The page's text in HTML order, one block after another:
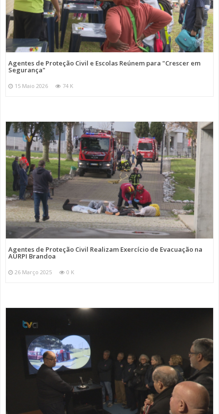
Agentes de Proteção Civil e Escolas Reúnem para "Crescer em
Segurança"
15 Maio 2026 74 K
Agentes de Proteção Civil Realizam Exercício de Evacuação na
AURPI Brandoa
26 Março 2025 0 K